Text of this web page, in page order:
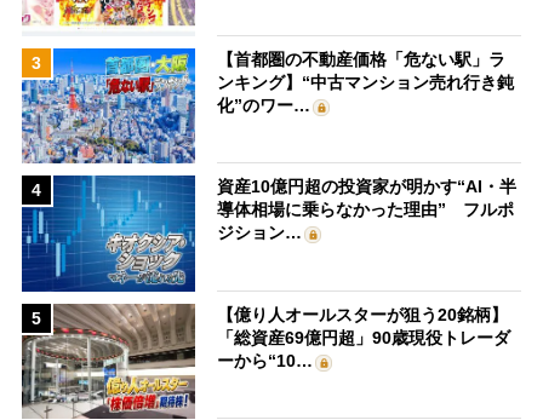
3
【首都圏の不動産価格「危ない駅」ラ
ンキング】“中古マンション売れ行き鈍
化”のワー…
4
資産10億円超の投資家が明かす“AI・半
導体相場に乗らなかった理由” フルポ
ジション…
5
【億り人オールスターが狙う20銘柄】
「総資産69億円超」90歳現役トレーダ
ーから“10…